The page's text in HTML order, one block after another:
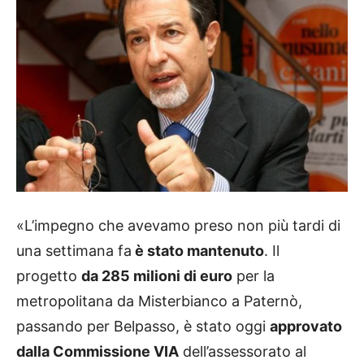
«L’impegno che avevamo preso non più tardi di
una settimana fa è stato mantenuto. Il
progetto da 285 milioni di euro per la
metropolitana da Misterbianco a Paternò,
passando per Belpasso, è stato oggi approvato
dalla Commissione VIA dell’assessorato al